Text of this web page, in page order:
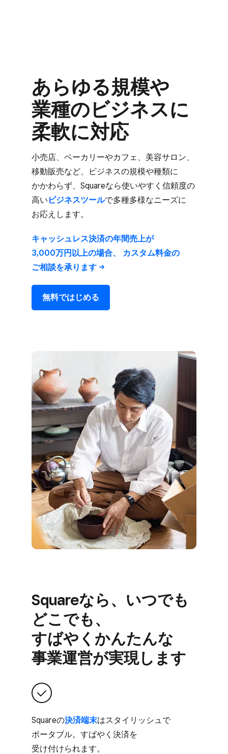
あらゆる​規模や​
業種の​ビジネスに​
柔軟に​対応
小売店、​ベーカリーや​カフェ、​美容サロン、​
移動販売など、​ビジネスの​規模や​種類に​
かかわらず、​Squareなら​使いやすく​信頼度の​
高い ​ビジネスツールで​多種​多様な​ニーズに​
お応えします。
キャッシュレス決済の​年間売上が​
3,000万円以上の​場合、​ カスタム料金の​
ご相談を​承ります
無料で​はじめる
Squareなら、​いつでも​
どこでも、​
すばやくかんたんな​
事業運営が​実現します
Squareの​決済端末は​スタイリッシュで​
ポータブル。​すばやく​決済を​
受け付けられます。